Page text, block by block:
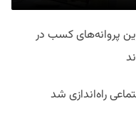
پروانه‌های کسب در
راه‌اندازی شد